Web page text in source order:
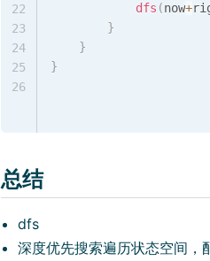
dfs (now+
}
}
}
22
23
24
25
26
总结
dfs
深度优先搜索遍历状态空间，